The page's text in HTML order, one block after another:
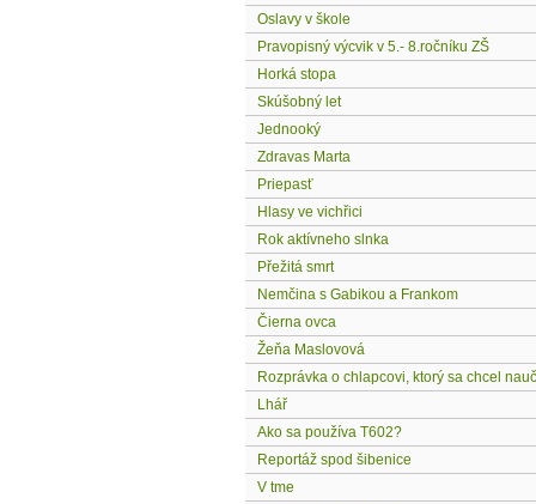
Oslavy v škole
Pravopisný výcvik v 5.- 8.ročníku ZŠ
Horká stopa
Skúšobný let
Jednooký
Zdravas Marta
Priepasť
Hlasy ve vichřici
Rok aktívneho slnka
Přežitá smrt
Nemčina s Gabikou a Frankom
Čierna ovca
Žeňa Maslovová
Rozprávka o chlapcovi, ktorý sa chcel
Lhář
Ako sa používa T602?
Reportáž spod šibenice
V tme